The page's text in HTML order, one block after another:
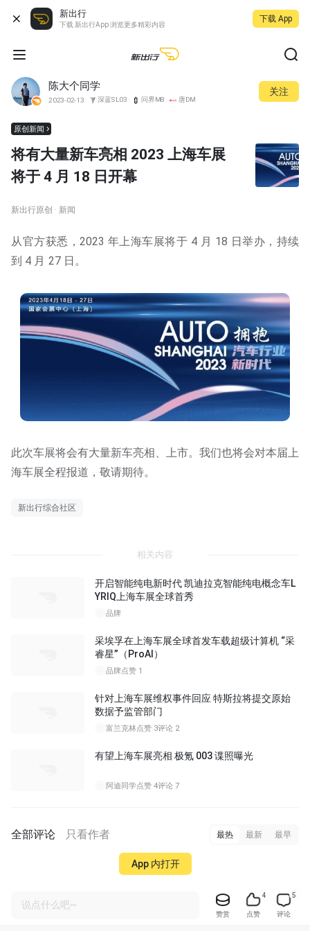
新出行
下载 新出行App 浏览更多精彩内容
下载 App
陈大个同学
2023-02-13 深蓝SL03 问界M8 唐DM
关注
原创新闻
将有大量新车亮相 2023 上海车展
将于 4 月 18 日开幕
新出行原创 · 新闻
从官方获悉，2023 年上海车展将于 4 月 18 日举办，持续
到 4 月 27 日。
此次车展将会有大量新车亮相、上市。我们也将会对本届上
海车展全程报道，敬请期待。
新出行综合社区
相关内容
开启智能纯电新时代 凯迪拉克智能纯电概念车L
YRIQ上海车展全球首秀
品牌
采埃孚在上海车展全球首发车载超级计算机 “采
睿星”（ProAI）
品牌点赞 1
针对上海车展维权事件回应 特斯拉将提交原始
数据予监管部门
富兰克林点赞 3评论 2
有望上海车展亮相 极氪 003 谍照曝光
阿迪同学点赞 4评论 7
全部评论 只看作者 最热 最新 最早
App 内打开
说点什么吧~
赞赏
4
点赞
5
评论